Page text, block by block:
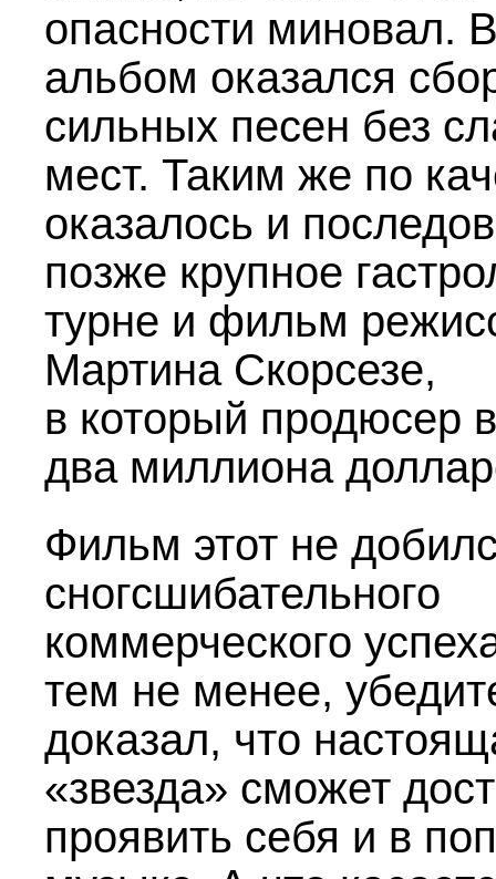
опасности миновал.
альбом оказался
сильных песен без
мест. Таким же по
оказалось и
позже крупное
турне и фильм
Мартина Скорсезе,
в который продюсер
два миллиона
Фильм этот не
сногсшибательного
коммерческого
тем не менее,
доказал, что
«звезда» сможет
проявить себя и в